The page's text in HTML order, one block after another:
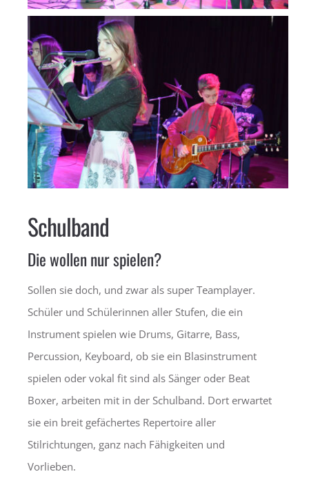
Schulband
Die wollen nur spielen?
Sollen sie doch, und zwar als super Teamplayer.
Schüler und Schülerinnen aller Stufen, die ein
Instrument spielen wie Drums, Gitarre, Bass,
Percussion, Keyboard, ob sie ein Blasinstrument
spielen oder vokal fit sind als Sänger oder Beat
Boxer, arbeiten mit in der Schulband. Dort erwartet
sie ein breit gefächertes Repertoire aller
Stilrichtungen, ganz nach Fähigkeiten und
Vorlieben.